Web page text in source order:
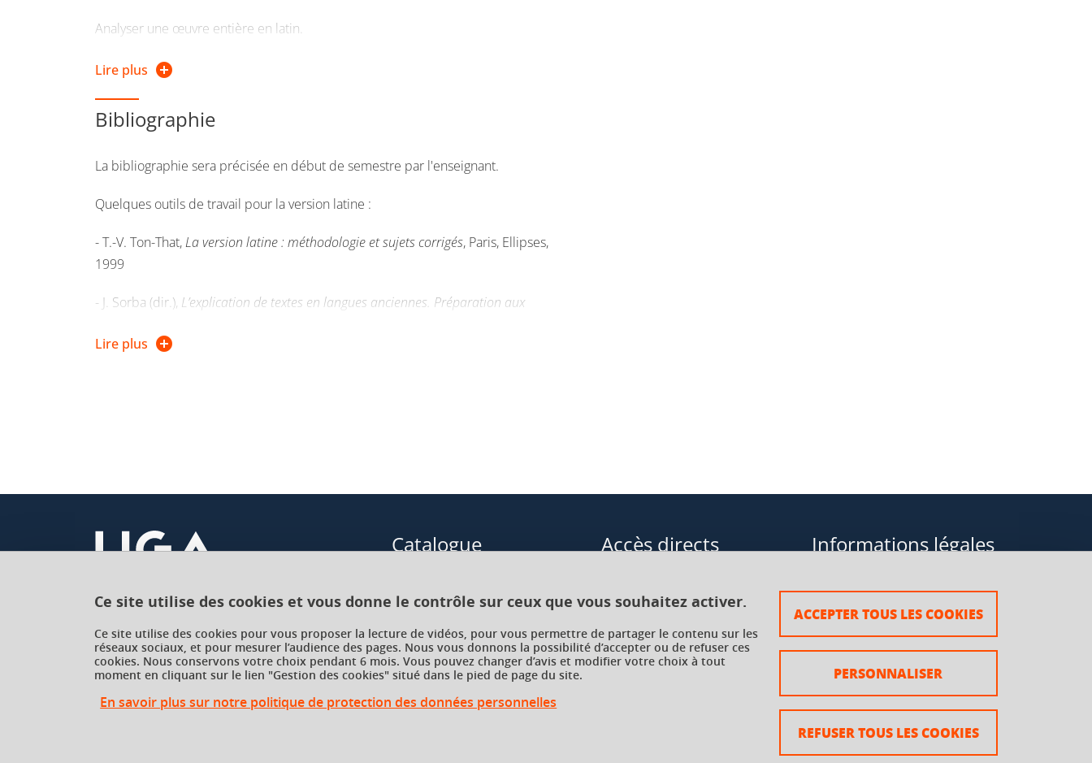
Ce site utilise des cookies et vous donne le contrôle sur ceux que vous souhaitez activer.
Ce site utilise des cookies pour vous proposer la lecture de vidéos, pour vous permettre de partager le contenu sur les
réseaux sociaux, et pour mesurer l’audience des pages. Nous vous donnons la possibilité d’accepter ou de refuser ces
cookies. Nous conservons votre choix pendant 6 mois. Vous pouvez changer d’avis et modifier votre choix à tout
moment en cliquant sur le lien "Gestion des cookies" situé dans le pied de page du site.
En savoir plus sur notre politique de protection des données personnelles
ACCEPTER TOUS LES COOKIES
REFUSER TOUS LES COOKIES
PERSONNALISER
Analyser une œuvre entière en latin.
Savoir utiliser des articles et ouvrages scientifiques pour le commentaire.
Lire plus
Bibliographie
La bibliographie sera précisée en début de semestre par l'enseignant.
Quelques outils de travail pour la version latine :
- T.-V. Ton-That,La version latine : méthodologie et sujets corrigés, Paris, Ellipses,
1999
- J. Sorba (dir.), L’explication de textes en langues anciennes Préparation aux
Lire plus
Université Grenoble Alpes
621 avenue Centrale
38400 Saint-Martin-d'Hères
France
Catalogue
Formations courtes
Recherche par facultés, écoles,
instituts
Accès directs
Enseignements transversaux à
choix (ETC)
Informations légales
Plan du site
Mentions légales
Crédits
Accessibilité : non conforme